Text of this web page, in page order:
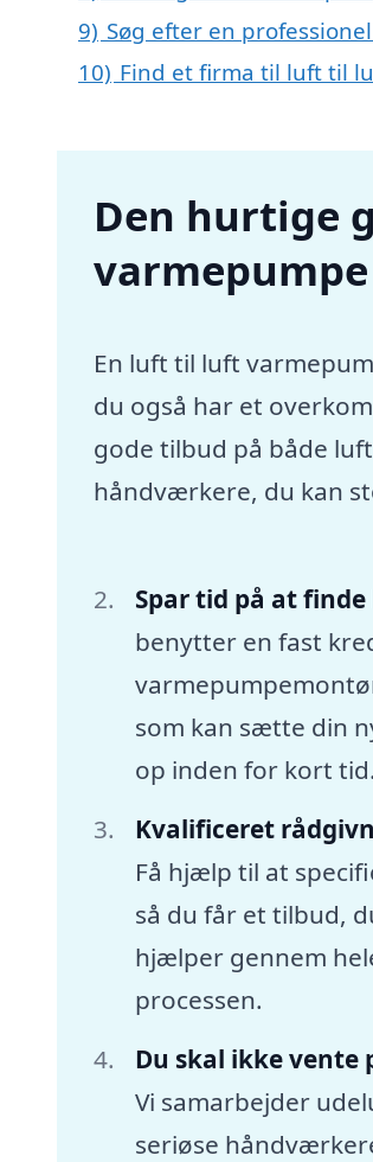
9) Søg efter en
10) Find et firma til luft til
Den hurtige
En luft til luft
du også har et
gode tilbud på både
håndværkere, du kan
Spar tid på at
benytter en fast
som kan sætte din
op inden for kort tid.
Kvalificeret
Få hjælp til at
så du får et tilbud,
hjælper gennem
processen.
Du skal ikke vente
Vi samarbejder
seriøse